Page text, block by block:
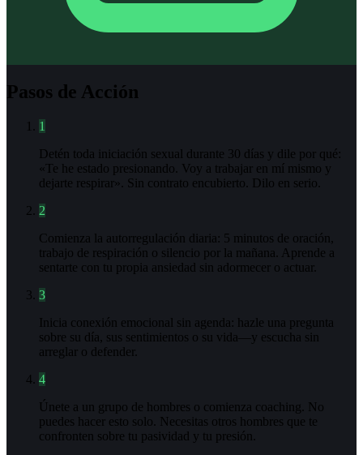
Pasos de Acción
1
Detén toda iniciación sexual durante 30 días y dile por qué:
«Te he estado presionando. Voy a trabajar en mí mismo y
dejarte respirar». Sin contrato encubierto. Dilo en serio.
2
Comienza la autorregulación diaria: 5 minutos de oración,
trabajo de respiración o silencio por la mañana. Aprende a
sentarte con tu propia ansiedad sin adormecer o actuar.
3
Inicia conexión emocional sin agenda: hazle una pregunta
sobre su día, sus sentimientos o su vida—y escucha sin
arreglar o defender.
4
Únete a un grupo de hombres o comienza coaching. No
puedes hacer esto solo. Necesitas otros hombres que te
confronten sobre tu pasividad y tu presión.